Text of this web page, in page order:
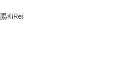
腸KiRei